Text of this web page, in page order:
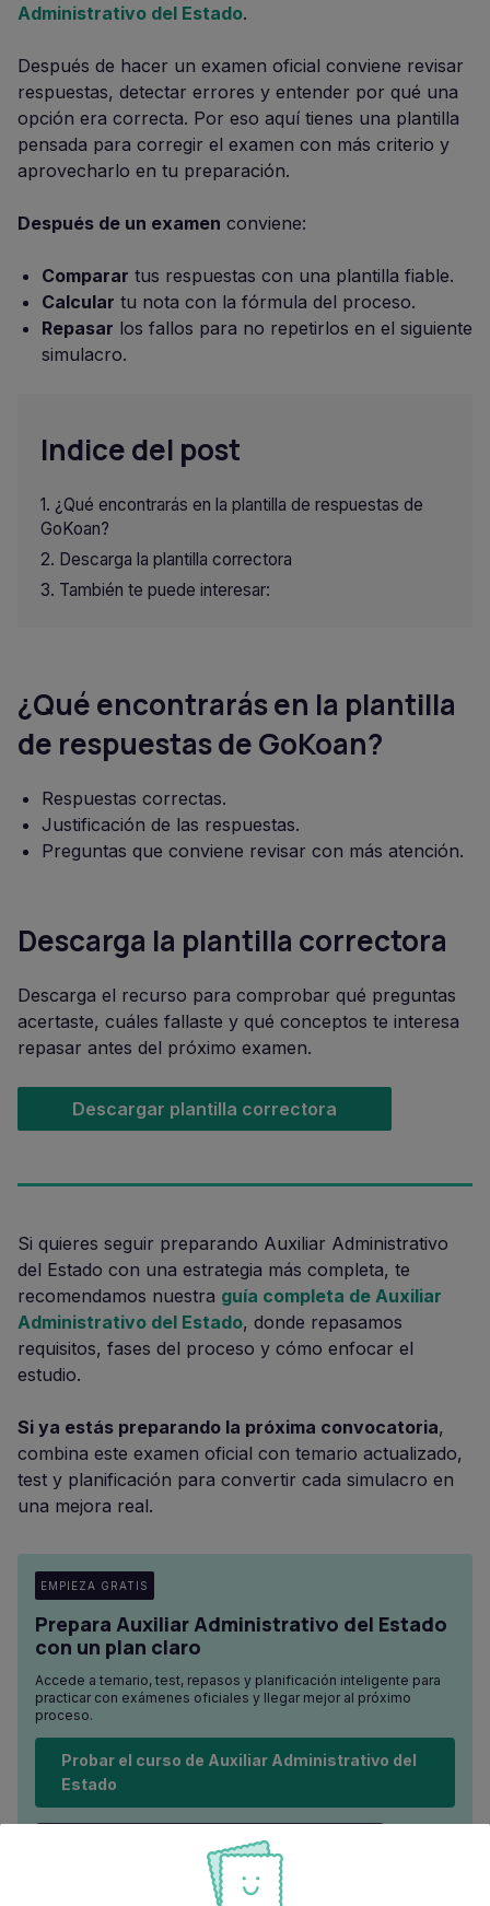
Administrativo del Estado.
Después de hacer un examen oficial conviene revisar
respuestas, detectar errores y entender por qué una
opción era correcta. Por eso aquí tienes una plantilla
pensada para corregir el examen con más criterio y
aprovecharlo en tu preparación.
Después de un examen conviene:
Comparar tus respuestas con una plantilla fiable.
Calcular tu nota con la fórmula del proceso.
Repasar los fallos para no repetirlos en el siguiente
simulacro.
Indice del post
¿Qué encontrarás en la plantilla de respuestas de
GoKoan?
Descarga la plantilla correctora
También te puede interesar:
¿Qué encontrarás en la plantilla
de respuestas de GoKoan?
Respuestas correctas.
Justificación de las respuestas.
Preguntas que conviene revisar con más atención.
Descarga la plantilla correctora
Descarga el recurso para comprobar qué preguntas
acertaste, cuáles fallaste y qué conceptos te interesa
repasar antes del próximo examen.
Descargar plantilla correctora
Si quieres seguir preparando Auxiliar Administrativo
del Estado con una estrategia más completa, te
recomendamos nuestra guía completa de Auxiliar
Administrativo del Estado, donde repasamos
requisitos, fases del proceso y cómo enfocar el
estudio.
Si ya estás preparando la próxima convocatoria,
combina este examen oficial con temario actualizado,
test y planificación para convertir cada simulacro en
una mejora real.
EMPIEZA GRATIS
Prepara Auxiliar Administrativo del Estado
con un plan claro
Accede a temario, test, repasos y planificación inteligente para
practicar con exámenes oficiales y llegar mejor al próximo
proceso.
Probar el curso de Auxiliar Administrativo del
Estado